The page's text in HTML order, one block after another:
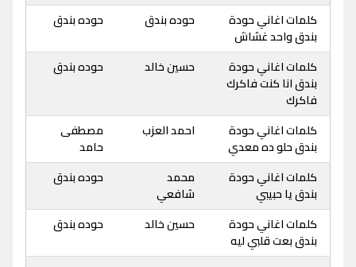
كلمات اغاني حودة
بندق واحد غشاش
حوده بندق حوده بندق
كلمات اغاني حودة
بندق انا كنت فاكرك
فاكرك
حسين خالد حوده بندق
كلمات اغاني حودة
بندق حلو ده معدي
احمد العزب
مصطفى
حامد
كلمات اغاني حودة
بندق يا حبيبي
محمد
شافعي
حوده بندق
كلمات اغاني حودة
بندق بعت قلبي ليه
حسين خالد حوده بندق